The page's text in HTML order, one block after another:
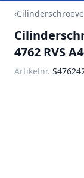
Ga naar de inhoud
‹
4762 RVS
Artikelnr.